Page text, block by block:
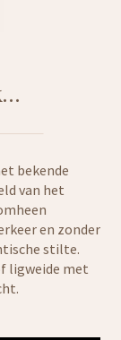
bekende
van het
en zonder
stilte.
ligweide met